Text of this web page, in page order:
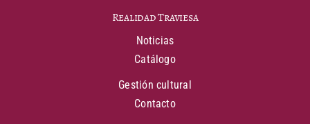
Realidad Traviesa
Noticias
Catálogo
Gestión cultural
Contacto